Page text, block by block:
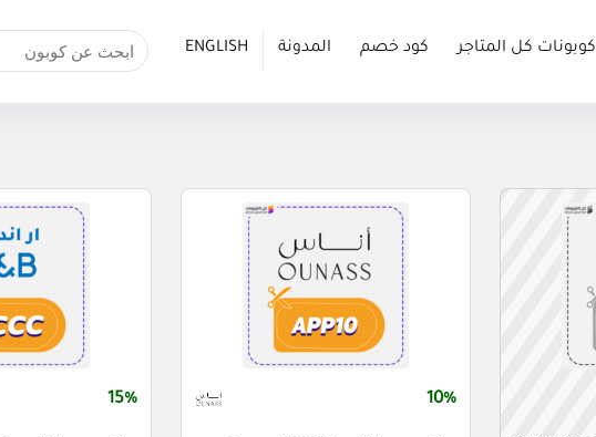
كوبونات كل المتاجر كود خصم المدونة ENGLISH
10%
15%